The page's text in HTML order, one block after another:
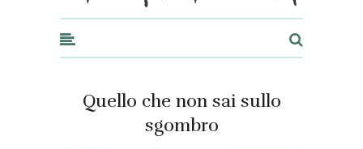
Quello che non sai sullo
sgombro